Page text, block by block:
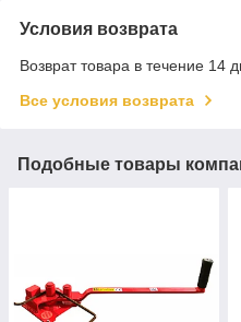
Условия возврата
Возврат товара в течение 14
Все условия возврата
Подобные товары